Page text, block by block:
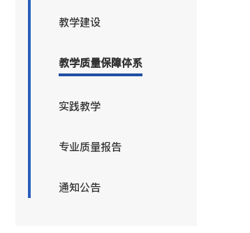
教学建设
教学质量保障体系
实践教学
专业质量报告
通知公告